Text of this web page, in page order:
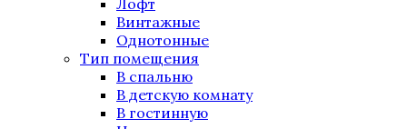
Лофт
Винтажные
Однотонные
Тип помещения
В спальню
В детскую комнату
В гостинную